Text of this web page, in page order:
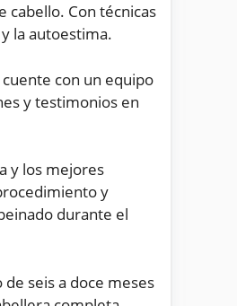
cabello. Con técnicas
la autoestima.
con un equipo
y testimonios en
y los mejores
y
durante el
seis a doce meses